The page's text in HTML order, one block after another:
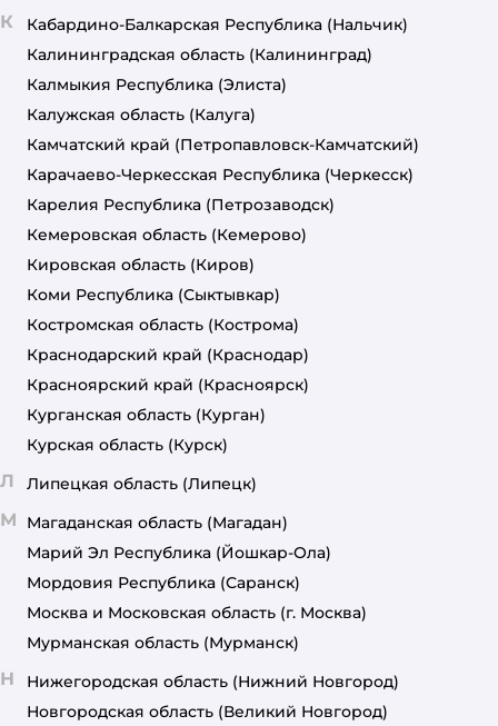
К Кабардино-Балкарская Республика (Нальчик)
Калининградская область (Калининград)
Калмыкия Республика (Элиста)
Калужская область (Калуга)
Камчатский край (Петропавловск-Камчатский)
Карачаево-Черкесская Республика (Черкесск)
Карелия Республика (Петрозаводск)
Кемеровская область (Кемерово)
Кировская область (Киров)
Коми Республика (Сыктывкар)
Костромская область (Кострома)
Краснодарский край (Краснодар)
Красноярский край (Красноярск)
Курганская область (Курган)
Курская область (Курск)
Л Липецкая область (Липецк)
М Магаданская область (Магадан)
Марий Эл Республика (Йошкар-Ола)
Мордовия Республика (Саранск)
Москва и Московская область (г. Москва)
Мурманская область (Мурманск)
Н Нижегородская область (Нижний Новгород)
Новгородская область (Великий Новгород)